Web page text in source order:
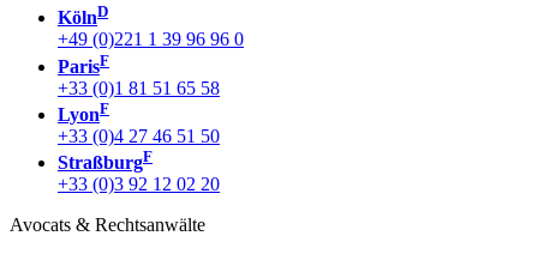
KölnD
+49 (0)221 1 39 96 96 0
ParisF
+33 (0)1 81 51 65 58
LyonF
+33 (0)4 27 46 51 50
StraßburgF
+33 (0)3 92 12 02 20
Avocats & Rechtsanwälte